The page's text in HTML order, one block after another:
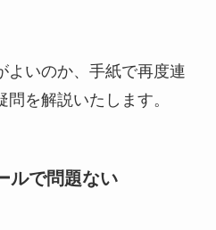
よいのか、手紙で再度連
を解説いたします。
ルで問題ない